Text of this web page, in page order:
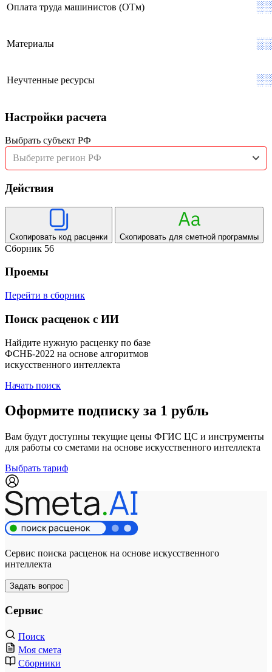
Оплата труда машинистов (ОТм)
Материалы
Неучтенные ресурсы
Настройки расчета
Выбрать субъект РФ
Выберите регион РФ
Действия
Скопировать код расценки Скопировать для сметной программы
Сборник 56
Проемы
Перейти в сборник
Поиск расценок с ИИ
Найдите нужную расценку по базе
ФСНБ-2022 на основе алгоритмов
искусственного интеллекта
Начать поиск
Оформите подписку за 1 рубль
Вам будут доступны текущие цены ФГИС ЦС и инструменты
для работы со сметами на основе искусственного интеллекта
Выбрать тариф
Сервис поиска расценок на основе искусственного
интеллекта
Задать вопрос
Сервис
Поиск
Моя смета
Сборники